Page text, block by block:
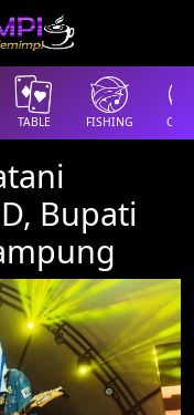
TABLE FISHING
Bupati